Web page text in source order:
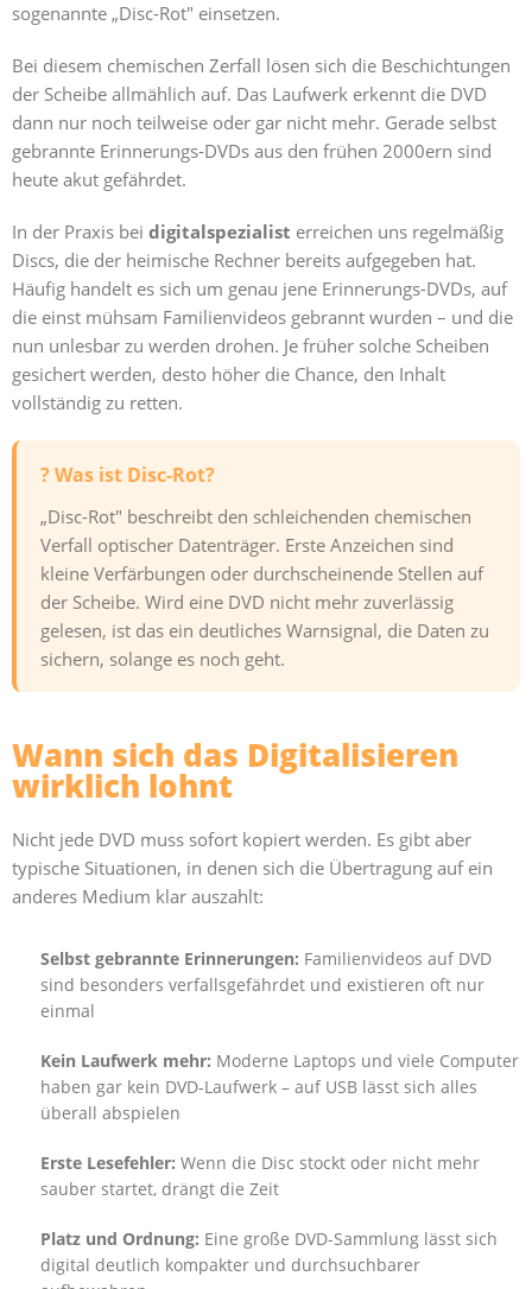
sogenannte „Disc-Rot" einsetzen.
Bei diesem chemischen Zerfall lösen sich die Beschichtungen
der Scheibe allmählich auf. Das Laufwerk erkennt die DVD
dann nur noch teilweise oder gar nicht mehr. Gerade selbst
gebrannte Erinnerungs-DVDs aus den frühen 2000ern sind
heute akut gefährdet.
In der Praxis bei digitalspezialist erreichen uns regelmäßig
Discs, die der heimische Rechner bereits aufgegeben hat.
Häufig handelt es sich um genau jene Erinnerungs-DVDs, auf
die einst mühsam Familienvideos gebrannt wurden – und die
nun unlesbar zu werden drohen. Je früher solche Scheiben
gesichert werden, desto höher die Chance, den Inhalt
vollständig zu retten.
? Was ist Disc-Rot?
„Disc-Rot" beschreibt den schleichenden chemischen
Verfall optischer Datenträger. Erste Anzeichen sind
kleine Verfärbungen oder durchscheinende Stellen auf
der Scheibe. Wird eine DVD nicht mehr zuverlässig
gelesen, ist das ein deutliches Warnsignal, die Daten zu
sichern, solange es noch geht.
Wann sich das Digitalisieren
wirklich lohnt
Nicht jede DVD muss sofort kopiert werden. Es gibt aber
typische Situationen, in denen sich die Übertragung auf ein
anderes Medium klar auszahlt:
Selbst gebrannte Erinnerungen: Familienvideos auf DVD
sind besonders verfallsgefährdet und existieren oft nur
einmal
Kein Laufwerk mehr: Moderne Laptops und viele Computer
haben gar kein DVD-Laufwerk – auf USB lässt sich alles
überall abspielen
Erste Lesefehler: Wenn die Disc stockt oder nicht mehr
sauber startet, drängt die Zeit
Platz und Ordnung: Eine große DVD-Sammlung lässt sich
digital deutlich kompakter und durchsuchbarer